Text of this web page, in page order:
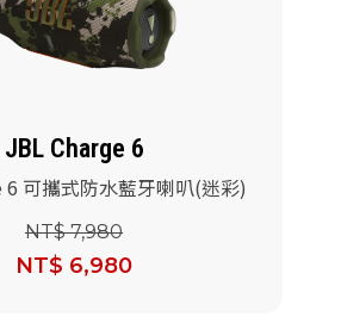
JBL Charge 6
6 可攜式防水藍牙喇叭(迷彩)
NT$ 7,980
NT$ 6,980